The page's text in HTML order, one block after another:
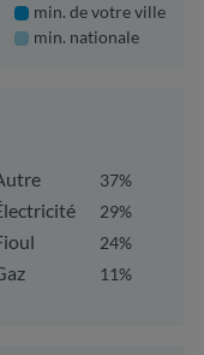
min. de votre ville
min. nationale
37%
29%
24%
11%